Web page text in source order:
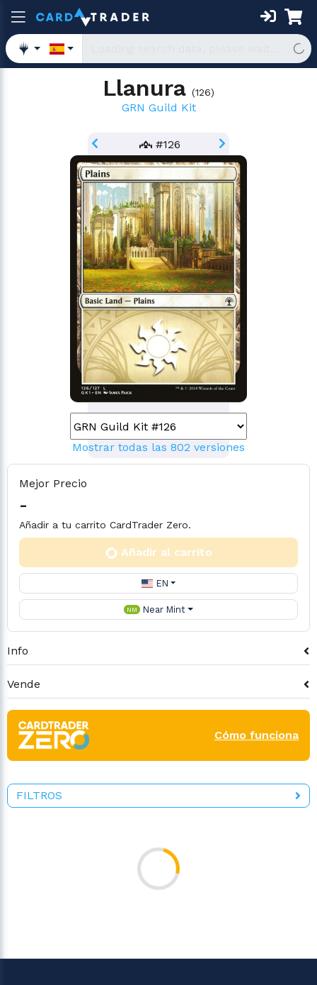
Llanura (126)
GRN Guild Kit
#126
Mostrar todas las 802 versiones
Mejor Precio
-
Añadir a tu carrito CardTrader Zero.
Añadir al carrito
EN
NM Near Mint
Info
Vende
Cómo funciona
FILTROS